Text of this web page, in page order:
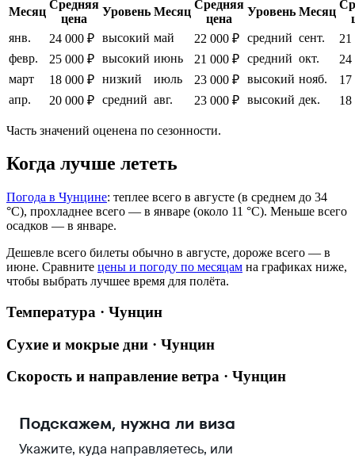
Месяц
Средняя
цена
Уровень Месяц
Средняя
цена
Уровень Месяц
янв.
24 000 ₽ высокий май 22 000 ₽ средний сент.
21
февр.
25 000 ₽ высокий июнь 21 000 ₽ средний окт.
24
март
18 000 ₽ низкий июль 23 000 ₽ высокий нояб.
17
апр.
20 000 ₽ средний авг. 23 000 ₽ высокий дек. 18
Часть значений оценена по сезонности.
Когда лучше лететь
Погода в Чунцине: теплее всего в августе (в среднем до 34
°C), прохладнее всего — в январе (около 11 °C). Меньше всего
осадков — в январе.
Дешевле всего билеты обычно в августе, дороже всего — в
июне. Сравните цены и погоду по месяцам на графиках ниже,
чтобы выбрать лучшее время для полёта.
Температура · Чунцин
Сухие и мокрые дни · Чунцин
Скорость и направление ветра · Чунцин
Подскажем, нужна ли виза
Укажите, куда направляетесь, или